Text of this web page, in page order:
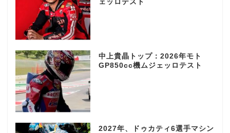
ェッロテスト
中上貴晶トップ：2026年モト
GP850cc機ムジェッロテスト
2027年、ドゥカティ6選手マシン